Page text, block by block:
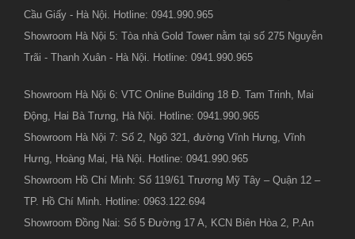
Cầu Giấy - Hà Nội. Hotline: 0941.990.965
Showroom Hà Nội 5: Tòa nhà Gold Tower nằm tại số 275 Nguyễn
Trãi - Thanh Xuân - Hà Nội. Hotline: 0941.990.965
Showroom Hà Nội 6: VTC Online Building 18 Đ. Tam Trinh, Mai
Động, Hai Bà Trưng, Hà Nội. Hotline: 0941.990.965
Showroom Hà Nội 7: Số 2, Ngõ 321, đường Vĩnh Hưng, Vĩnh
Hưng, Hoàng Mai, Hà Nội. Hotline: 0941.990.965
Showroom Hồ Chí Minh: Số 119/61 Trương Mỹ Tây – Quận 12 –
TP. Hồ Chí Minh. Hotline: 0963.122.694
Showroom Đồng Nai: Số 5 Đường 17 A, KCN Biên Hòa 2, P.An